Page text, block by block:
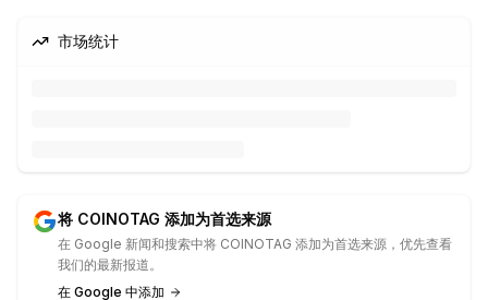
市场统计
将 COINOTAG 添加为首选来源
在 Google 新闻和搜索中将 COINOTAG 添加为首选来源，优先查看
我们的最新报道。
在 Google 中添加